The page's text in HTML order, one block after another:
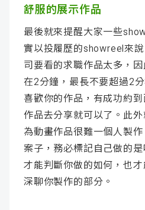
舒服的展示作品
最後就來提醒大家一些
實以投履歷的showreel來
司要看的求職作品太多，
在2分鐘，最長不要超過2
喜歡你的作品，有成功約
作品去分享就可以了。此
為動畫作品很難一個人製
案子，務必標記自己做的
才能判斷你做的如何，也
深聊你製作的部分。